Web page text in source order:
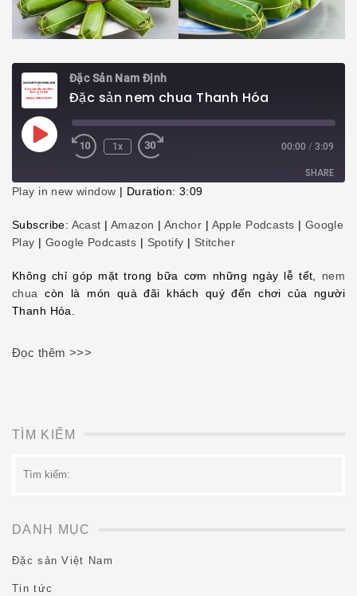
Đặc Sản Nam Định
Đặc sản nem chua Thanh Hóa
Play
Episode
1x 00:00 / 3:09
SHARE
LINK
EMBED
Play in new window | Duration: 3:09
Subscribe: Acast | Amazon | Anchor | Apple Podcasts | Google
Play | Google Podcasts | Spotify | Stitcher
Không chỉ góp mặt trong bữa cơm những ngày lễ tết, nem
chua còn là món quà đãi khách quý đến chơi của người
Thanh Hóa.
Đọc thêm >>>
TÌM KIẾM
kiếm:
DANH MỤC
Đặc sản Việt Nam
Tin tức